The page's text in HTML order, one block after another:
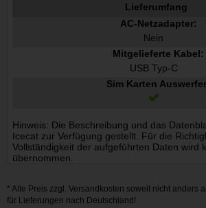
Lieferumfang
AC-Netzadapter:
Nein
Mitgelieferte Kabel:
USB Typ-C
Sim Karten
Hinweis: Die Beschreibung und das
Icecat zur Verfügung gestellt. Für die
Vollständigkeit der aufgeführten Daten wird
übernommen.
* Alle Preis zzgl. Versandkosten soweit nicht anders
für Lieferungen nach Deutschland!